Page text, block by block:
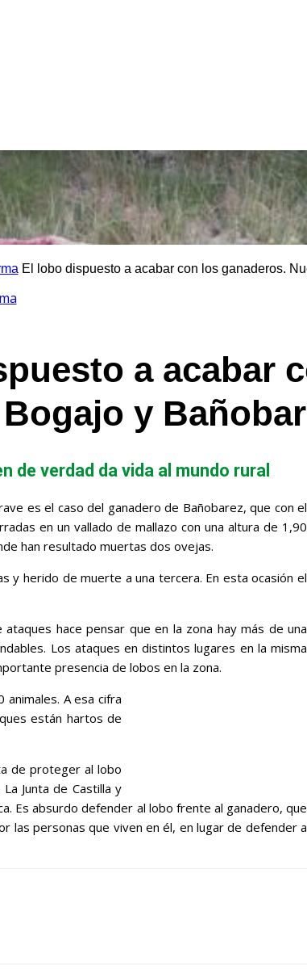
El lobo dispuesto a acabar con los ganaderos.
a acabar
y
de verdad da vida al mundo rural
es el caso del ganadero de Bañobarez, que con el
en un vallado de mallazo con una altura de 1,90
han resultado muertas dos ovejas.
y herido de muerte a una tercera. En esta ocasión el
hace pensar que en la zona hay más de una
Los ataques en distintos lugares en la misma
presencia de lobos en la zona.
A esa cifra
están hartos de
de proteger al lobo
Junta de Castilla y
Es absurdo defender al lobo frente al ganadero, que
las personas que viven en él, en lugar de defender a